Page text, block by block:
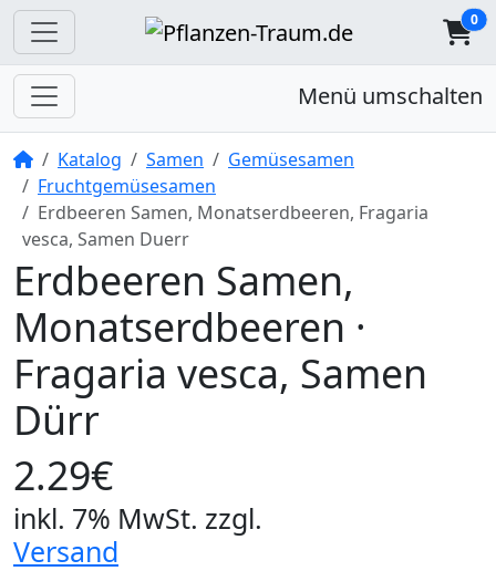
0
Menü umschalten
Startseite
Katalog Samen
Gemüsesamen
Fruchtgemüsesamen
Erdbeeren Samen, Monatserdbeeren, Fragaria
vesca, Samen Duerr
Erdbeeren Samen,
Monatserdbeeren ·
Fragaria vesca, Samen
Dürr
2.29€
inkl. 7% MwSt. zzgl.
Versand